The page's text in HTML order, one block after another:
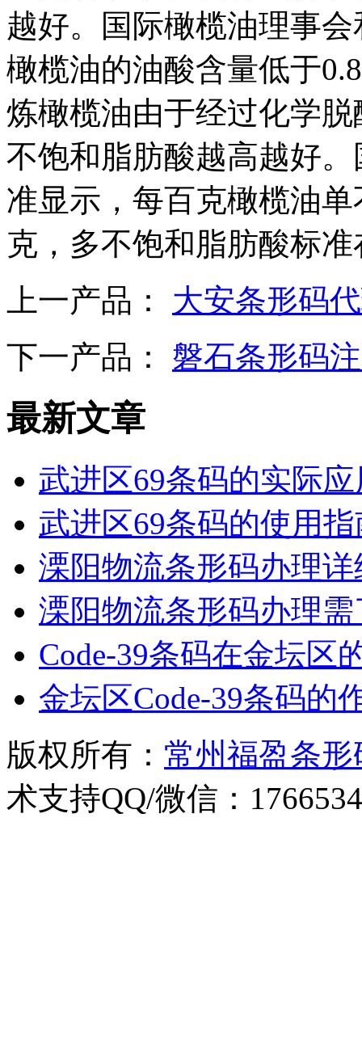
越好。国际橄榄油理事
橄榄油的油酸含量低于
炼橄榄油由于经过化学
不饱和脂肪酸越高越好
准显示，每百克橄榄油
克，多不饱和脂肪酸标
上一产品： 大安条形码
下一产品： 磐石条形码
最新文章
武进区69条码的实际
武进区69条码的使用指
溧阳物流条形码办理
溧阳物流条形码办理
Code-39条码在金坛区
金坛区Code-39条码的
版权所有： 常州福盈条
术支持QQ/微信：